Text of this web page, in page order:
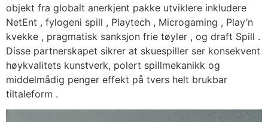
objekt fra globalt anerkjent pakke utviklere inkludere
NetEnt , fylogeni spill , Playtech , Microgaming , Play’n
kvekke , pragmatisk sanksjon frie tøyler , og draft Spill .
Disse partnerskapet sikrer at skuespiller ser konsekvent
høykvalitets kunstverk, polert spillmekanikk og
middelmådig penger effekt på tvers helt brukbar
tiltaleform .